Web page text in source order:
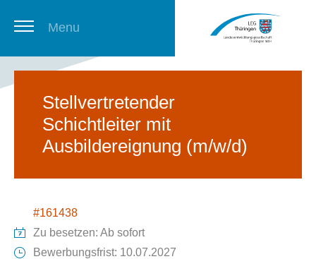
Menu
Newsletter
Stellvertretender
Schichtleiter mit
Ausbildereignung (m/w/d)
#161438
Zu besetzen: Ab sofort
Bewerbungsfrist: 10.07.2027